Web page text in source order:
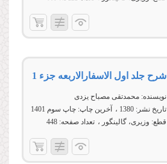
شرح جلد اول الاسفارالاربعه جزء 1
نویسنده: محمدتقی مصباح یزدی
تاریخ نشر: 1380 آخرین چاپ: چاپ سوم 1401
قطع: وزیری، گالینگور تعداد صفحه: 448